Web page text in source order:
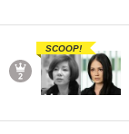
SCOOP!